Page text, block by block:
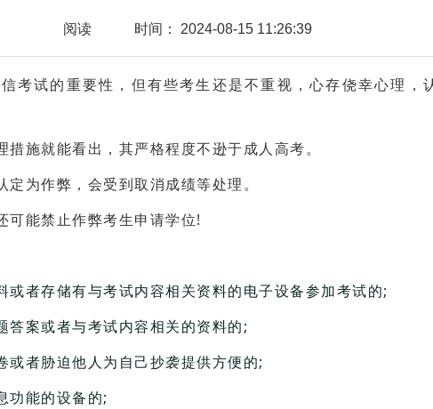
阅读 时间： 2024-08-15 11:26:39
考试的重要性，但有些考生还是不重视，心存侥幸心理，
施就能看出，其严格程度不逊于成人高考。
为作弊，会受到取消成绩等处理。
可能禁止作弊考生申请学位!
或者存储有与考试内容相关资料的电子设备参加考试的;
答案或者与考试内容相关的资料的;
或者胁迫他人为自己抄袭提供方便的;
功能的设备的;